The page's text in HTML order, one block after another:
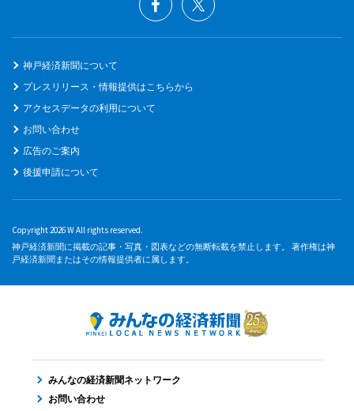
神戸経済新聞について
プレスリリース・情報提供はこちらから
アクセスデータの利用について
お問い合わせ
広告のご案内
後援申請について
Copyright 2026 W All rights reserved.
神戸経済新聞に掲載の記事・写真・図表などの無断転載を禁止します。 著作権は神
戸経済新聞またはその情報提供者に属します。
みんなの経済新聞ネットワーク
お問い合わせ